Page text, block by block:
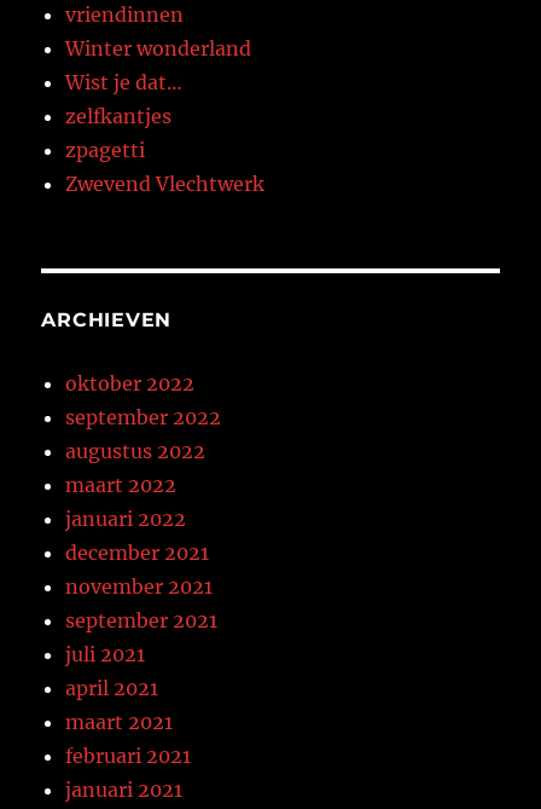
vriendinnen
Winter wonderland
Wist je dat…
zelfkantjes
zpagetti
Zwevend Vlechtwerk
ARCHIEVEN
oktober 2022
september 2022
augustus 2022
maart 2022
januari 2022
december 2021
november 2021
september 2021
juli 2021
april 2021
maart 2021
februari 2021
januari 2021